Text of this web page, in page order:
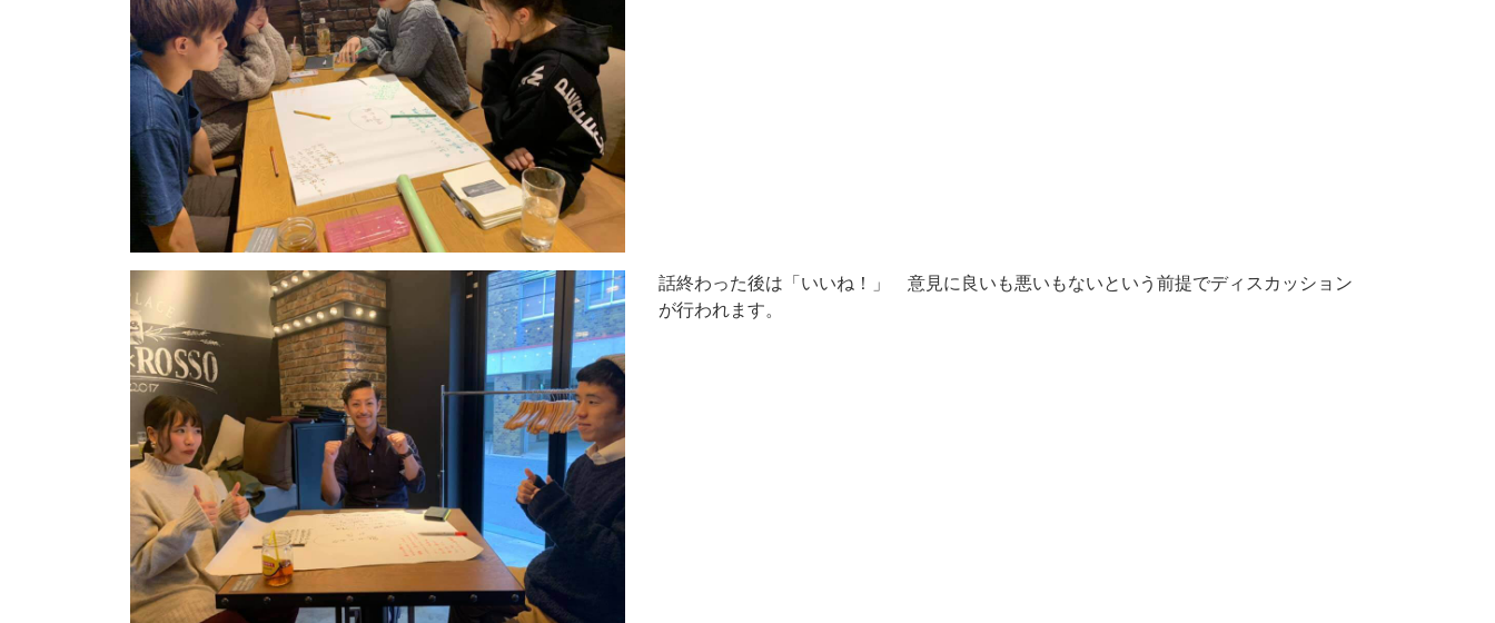
話終わった後は「いいね！」 意見に良いも悪いもないという前提でディスカッション
が行われます。